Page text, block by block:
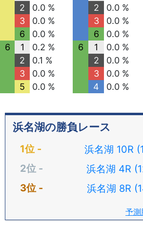
2
0.0 %
3
0.0 %
6
0.0 %
6
1
0.2 %
2
0.1 %
3
0.0 %
5
0.0 %
2
0.0 %
3
0.0 %
6
0.0 %
6
1
0.0 %
2
0.0 %
3
0.0 %
4
0.0 %
浜名湖の勝負レース
浜名湖 10R
浜名湖 4R
浜名湖 8R
予測